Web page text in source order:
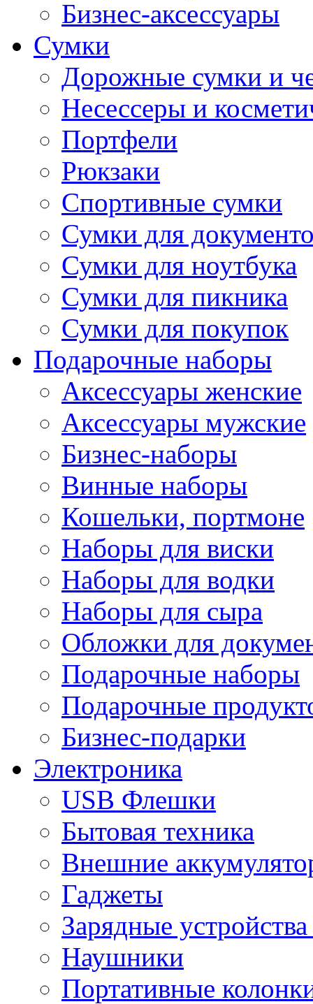
Бизнес-аксессуары
Сумки
Дорожные сумки и
Несессеры и
Портфели
Рюкзаки
Спортивные сумки
Сумки для
Сумки для ноутбука
Сумки для пикника
Сумки для покупок
Подарочные наборы
Аксессуары женские
Аксессуары мужские
Бизнес-наборы
Винные наборы
Кошельки, портмоне
Наборы для виски
Наборы для водки
Наборы для сыра
Обложки для
Подарочные наборы
Подарочные
Бизнес-подарки
Электроника
USB Флешки
Бытовая техника
Внешние
Гаджеты
Зарядные
Наушники
Портативные